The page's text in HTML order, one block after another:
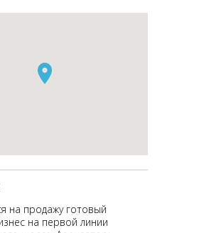
на продажу готовый
на первой линии